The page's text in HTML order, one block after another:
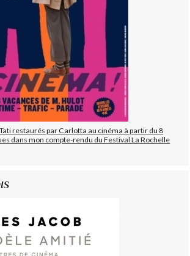
restaurés par Carlotta au cinéma à partir du 8
dans mon compte-rendu du Festival La Rochelle